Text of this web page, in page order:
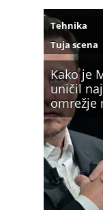
Kako je
uničil
omrežje
Tehnika
Tuja scena